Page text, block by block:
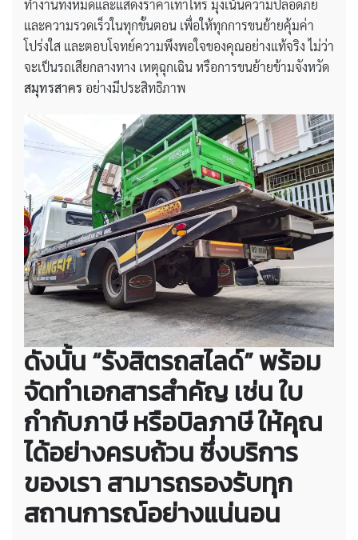
ทำงานทั้งหมดและแสดงราคาเท่าไหร่ มุ่งเน้นความปลอดภัย
และความรวดเร็วในทุกขั้นตอน เพื่อให้ทุกการขนย้ายคุ้มค่า
โปร่งใส และตอบโจทย์ความพึงพอใจของคุณอย่างแท้จริง ไม่ว่า
จะเป็นรถเสียกลางทาง เหตุฉุกเฉิน หรือการขนย้ายข้ามจังหวัด
สมุทรสาคร อย่างมีประสิทธิภาพ
ดังนั้น “รังสิตรถสไลด์” พร้อม
จัดทำเอกสารสำคัญ เช่น ใบ
กำกับภาษี หรือบิลภาษี ให้คุณ
ได้อย่างครบถ้วน ซึ่งบริการ
ของเรา สามารถรองรับทุก
สถานการณ์อย่างแน่นอน